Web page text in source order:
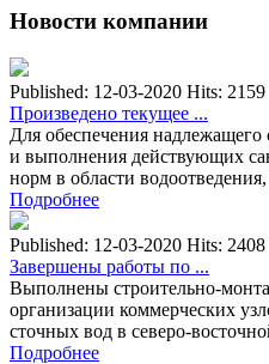
Новости компании
Published: 12-03-2020 Hits: 2159
Произведено текущее ...
Для обеспечения
и выполнения действующих
норм в области
Подробнее
Published: 12-03-2020 Hits: 2408
Завершены работы по ...
Выполнены строительно-
организации коммерческих
сточных вод в cеверо-
Подробнее